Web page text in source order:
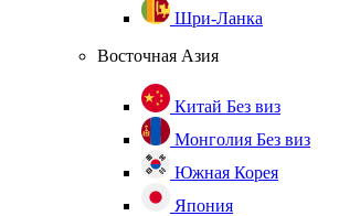
Шри-Ланка
Восточная Азия
Китай Без виз
Монголия Без виз
Южная Корея
Япония